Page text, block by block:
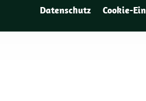
Datenschutz
Cookie-